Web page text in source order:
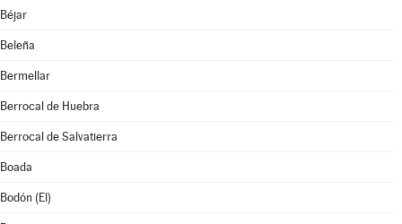
Béjar
Beleña
Bermellar
Berrocal de Huebra
Berrocal de Salvatierra
Boada
Bodón (El)